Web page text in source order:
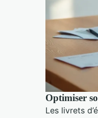
Optimiser
Les livrets